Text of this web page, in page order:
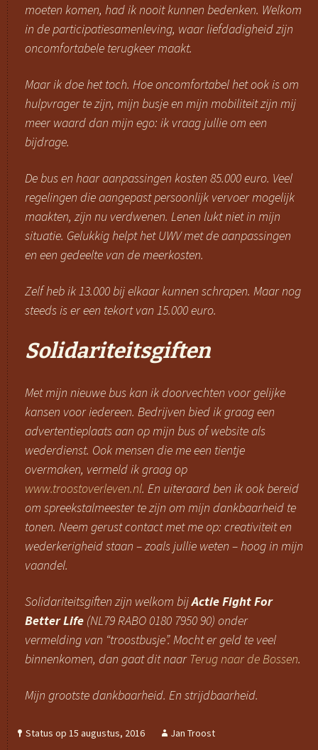
moeten komen, had ik nooit kunnen bedenken. Welkom
in de participatiesamenleving, waar liefdadigheid zijn
oncomfortabele terugkeer maakt.
Maar ik doe het toch. Hoe oncomfortabel het ook is om
hulpvrager te zijn, mijn busje en mijn mobiliteit zijn mij
meer waard dan mijn ego: ik vraag jullie om een
bijdrage.
De bus en haar aanpassingen kosten 85.000 euro. Veel
regelingen die aangepast persoonlijk vervoer mogelijk
maakten, zijn nu verdwenen. Lenen lukt niet in mijn
situatie. Gelukkig helpt het UWV met de aanpassingen
en een gedeelte van de meerkosten.
Zelf heb ik 13.000 bij elkaar kunnen schrapen. Maar nog
steeds is er een tekort van 15.000 euro.
Solidariteitsgiften
Met mijn nieuwe bus kan ik doorvechten voor gelijke
kansen voor iedereen. Bedrijven bied ik graag een
advertentieplaats aan op mijn bus of website als
wederdienst. Ook mensen die me een tientje
overmaken, vermeld ik graag op
www.troostoverleven.nl. En uiteraard ben ik ook bereid
om spreekstalmeester te zijn om mijn dankbaarheid te
tonen. Neem gerust contact met me op: creativiteit en
wederkerigheid staan – zoals jullie weten – hoog in mijn
vaandel.
Solidariteitsgiften zijn welkom bijActie Fight For
Better Life (NL79 RABO 0180 7950 90) onder
vermelding van “troostbusje”. Mocht er geld te veel
binnenkomen, dan gaat dit naar Terug naar de Bossen.
Mijn grootste dankbaarheid. En strijdbaarheid.
Status op 15 augustus, 2016 Jan Troost